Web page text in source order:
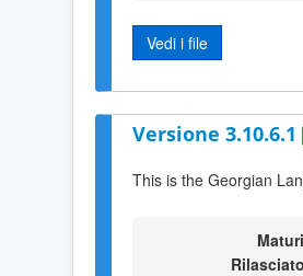
Vedi i file
Versione 3.10.6.1
This is the Georgian